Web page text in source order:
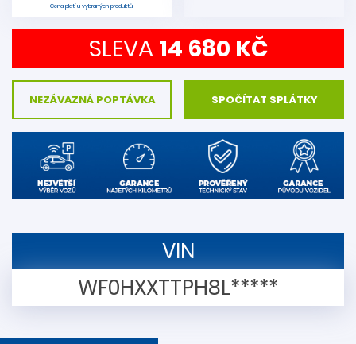
Cena platí u vybraných produktů.
SLEVA 14 680 KČ
NEZÁVAZNÁ POPTÁVKA SPOČÍTAT SPLÁTKY
VIN
WF0HXXTTPH8L*****